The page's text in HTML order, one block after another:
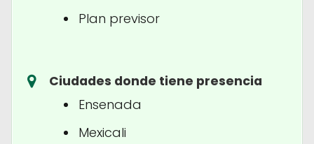
Plan previsor
Ciudades donde tiene presencia
Ensenada
Mexicali